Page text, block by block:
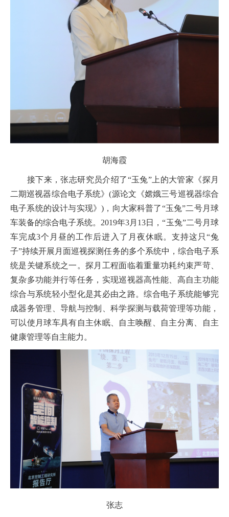
胡海霞
接下来，张志研究员介绍了“玉兔”上的大管家《探月
二期巡视器综合电子系统》(源论文《嫦娥三号巡视器综合
电子系统的设计与实现》)，向大家科普了“玉兔”二号月球
车装备的综合电子系统。2019年3月13日，“玉兔”二号月球
车完成3个月昼的工作后进入了月夜休眠。支持这只“兔
子”持续开展月面巡视探测任务的多个系统中，综合电子系
统是关键系统之一。探月工程面临着重量功耗约束严苛、
复杂多功能并行等任务，实现巡视器高性能、高自主功能
综合与系统轻小型化是其必由之路。综合电子系统能够完
成器务管理、导航与控制、科学探测与载荷管理等功能，
可以使月球车具有自主休眠、自主唤醒、自主分离、自主
健康管理等自主能力。
张志